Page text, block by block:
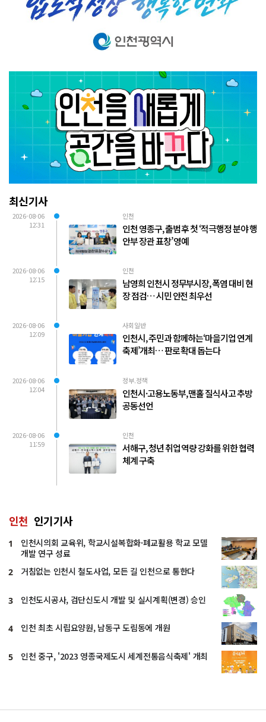
최신기사
2026-08-06
12:31
인천
인천 영종구, 출범 후 첫 ‘적극행정 분야 행
안부 장관 표창’ 영예
2026-08-06
12:15
인천
남영희 인천시 정무부시장, 폭염 대비 현
장 점검… 시민 안전 최우선
2026-08-06
12:09
사회일반
인천시, 주민과 함께하는‘마을기업 연계
축제’개최… 판로 확대 돕는다
2026-08-06
12:04
정부.정책
인천시·고용노동부, 맨홀 질식사고 추방
공동선언
2026-08-06
11:59
인천
서해구, 청년 취업 역량 강화를 위한 협력
체계 구축
인천 인기기사
1
인천시의회 교육위, 학교시설복합화·폐교활용 학교 모델
개발 연구 성료
2 거침없는 인천시 철도사업, 모든 길 인천으로 통한다
3 인천도시공사, 검단신도시 개발 및 실시계획(변경) 승인
4 인천 최초 시립요양원, 남동구 도림동에 개원
5 인천 중구, '2023 영종국제도시 세계전통음식축제' 개최